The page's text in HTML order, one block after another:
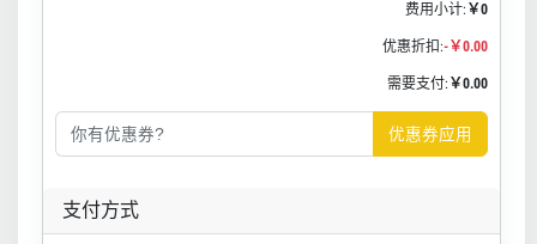
费用小计: ￥0
优惠折扣:-￥0.00
需要支付: ￥0.00
优惠券应用
支付方式